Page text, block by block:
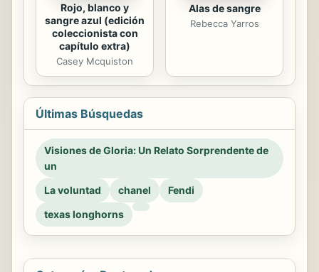
Rojo, blanco y
sangre azul (edición
coleccionista con
capítulo extra)
Casey Mcquiston
Alas de sangre
Rebecca Yarros
Últimas Búsquedas
Visiones de Gloria: Un Relato Sorprendente de
un
La voluntad
chanel
Fendi
texas longhorns